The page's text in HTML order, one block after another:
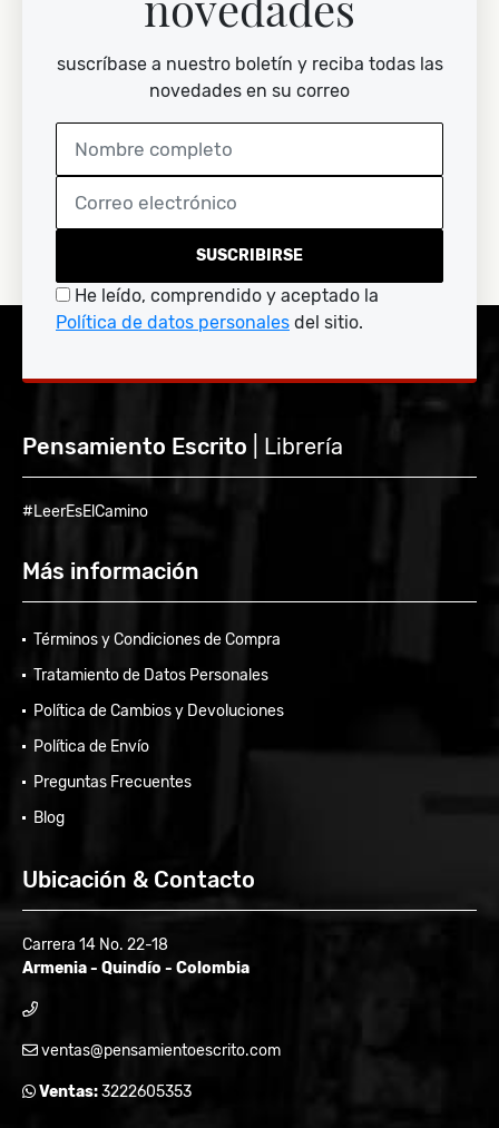
suscríbase a nuestro boletín y reciba todas las
novedades en su correo
SUSCRIBIRSE
He leído, comprendido y aceptado la
Política de datos personales del sitio.
Pensamiento Escrito | Librería
#LeerEsElCamino
Más información
Términos y Condiciones de Compra
Tratamiento de Datos Personales
Política de Cambios y Devoluciones
Política de Envío
Preguntas Frecuentes
Blog
Ubicación & Contacto
Carrera 14 No. 22-18
Armenia - Quindío - Colombia
ventas@pensamientoescrito.com
Ventas:3222605353